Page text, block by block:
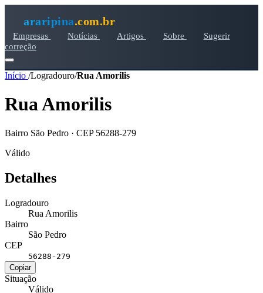
araripina.com.br
Empresas Notícias Artigos Sobre
Sugerir
correção
Início /Logradouro/Rua Amorilis
Rua Amorilis
Bairro São Pedro · CEP 56288-279
Válido
Detalhes
Logradouro
Rua Amorilis
Bairro
São Pedro
CEP
56288-279
Copiar
Situação
Válido